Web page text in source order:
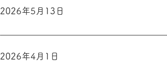
2026年5月13日
2026年4月1日